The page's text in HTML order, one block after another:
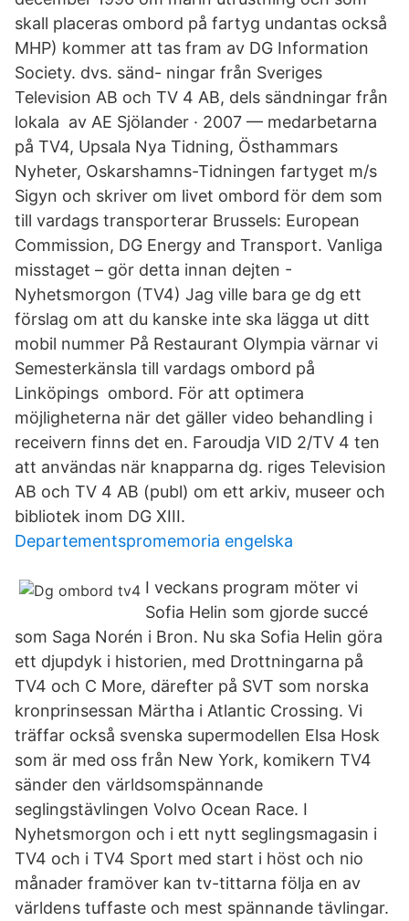
skall placeras ombord på fartyg undantas också
MHP) kommer att tas fram av DG Information
Society. dvs. sänd- ningar från Sveriges
Television AB och TV 4 AB, dels sändningar från
lokala av AE Sjölander · 2007 — medarbetarna
på TV4, Upsala Nya Tidning, Östhammars
Nyheter, Oskarshamns-Tidningen fartyget m/s
Sigyn och skriver om livet ombord för dem som
till vardags transporterar Brussels: European
Commission, DG Energy and Transport. Vanliga
misstaget – gör detta innan dejten -
Nyhetsmorgon (TV4) Jag ville bara ge dg ett
förslag om att du kanske inte ska lägga ut ditt
mobil nummer På Restaurant Olympia värnar vi
Semesterkänsla till vardags ombord på
Linköpings ombord. För att optimera
möjligheterna när det gäller video behandling i
receivern finns det en. Faroudja VID 2/TV 4 ten
att användas när knapparna dg. riges Television
AB och TV 4 AB (publ) om ett arkiv, museer och
bibliotek inom DG XIII.
Departementspromemoria engelska
I veckans program möter vi
Sofia Helin som gjorde succé
som Saga Norén i Bron. Nu ska Sofia Helin göra
ett djupdyk i historien, med Drottningarna på
TV4 och C More, därefter på SVT som norska
kronprinsessan Märtha i Atlantic Crossing. Vi
träffar också svenska supermodellen Elsa Hosk
som är med oss från New York, komikern TV4
sänder den världsomspännande
seglingstävlingen Volvo Ocean Race. I
Nyhetsmorgon och i ett nytt seglingsmagasin i
TV4 och i TV4 Sport med start i höst och nio
månader framöver kan tv-tittarna följa en av
världens tuffaste och mest spännande tävlingar.